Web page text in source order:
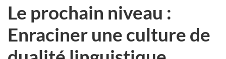
Le prochain niveau :
Enraciner une culture de